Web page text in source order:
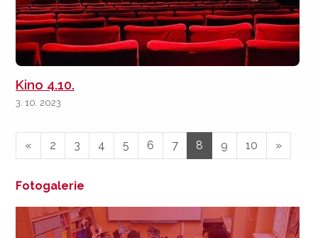
Kino 4.10.
3. 10. 2023
« 2 3 4 5 6 7 8 9 10 »
Fotogalerie